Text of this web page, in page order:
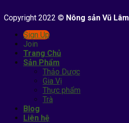
Copyright 2022 © Nông sản Vũ Lâm
Sign Up
Join
Trang Chủ
Sản Phẩm
Thảo Dược
Gia Vị
Thực phẩm
Trà
Blog
Liên hệ